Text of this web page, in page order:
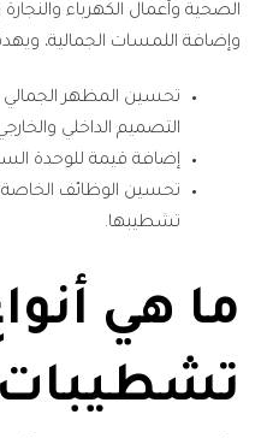
الصحية وأعمال الكهرباء
وإضافة اللمسات الجمالية،
تحسين المظهر
التصميم الداخلي
إضافة قيمة للوحدة
تحسين الوظائف الخاصة
تشطيبها.
ما هي